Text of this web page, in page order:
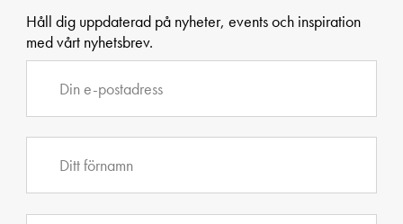
Håll dig uppdaterad på nyheter, events och inspiration
med vårt nyhetsbrev.